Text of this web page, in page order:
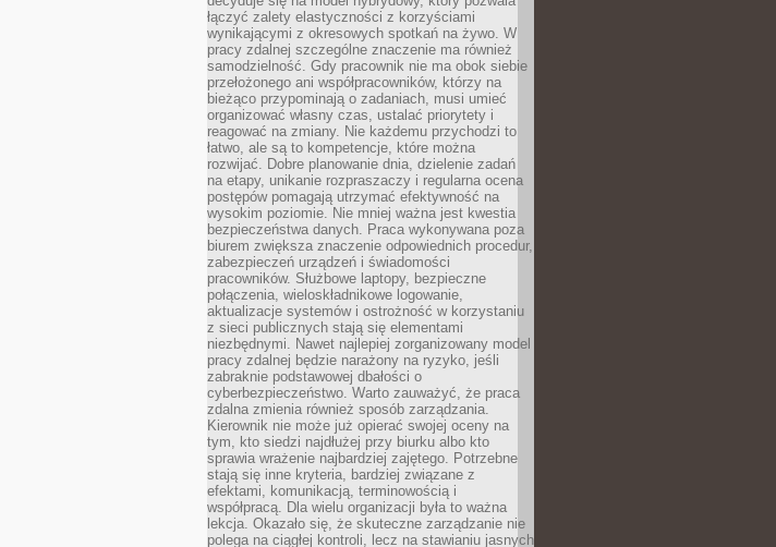
łączyć zalety elastyczności z korzyściami
wynikającymi z okresowych spotkań na żywo. W
pracy zdalnej szczególne znaczenie ma również
samodzielność. Gdy pracownik nie ma obok siebie
przełożonego ani współpracowników, którzy na
bieżąco przypominają o zadaniach, musi umieć
organizować własny czas, ustalać priorytety i
reagować na zmiany. Nie każdemu przychodzi to
łatwo, ale są to kompetencje, które można
rozwijać. Dobre planowanie dnia, dzielenie zadań
na etapy, unikanie rozpraszaczy i regularna ocena
postępów pomagają utrzymać efektywność na
wysokim poziomie. Nie mniej ważna jest kwestia
bezpieczeństwa danych. Praca wykonywana poza
biurem zwiększa znaczenie odpowiednich procedur,
zabezpieczeń urządzeń i świadomości
pracowników. Służbowe laptopy, bezpieczne
połączenia, wieloskładnikowe logowanie,
aktualizacje systemów i ostrożność w korzystaniu
z sieci publicznych stają się elementami
niezbędnymi. Nawet najlepiej zorganizowany model
pracy zdalnej będzie narażony na ryzyko, jeśli
zabraknie podstawowej dbałości o
cyberbezpieczeństwo. Warto zauważyć, że praca
zdalna zmienia również sposób zarządzania.
Kierownik nie może już opierać swojej oceny na
tym, kto siedzi najdłużej przy biurku albo kto
sprawia wrażenie najbardziej zajętego. Potrzebne
stają się inne kryteria, bardziej związane z
efektami, komunikacją, terminowością i
współpracą. Dla wielu organizacji była to ważna
lekcja. Okazało się, że skuteczne zarządzanie nie
polega na ciągłej kontroli, lecz na stawianiu jasnych